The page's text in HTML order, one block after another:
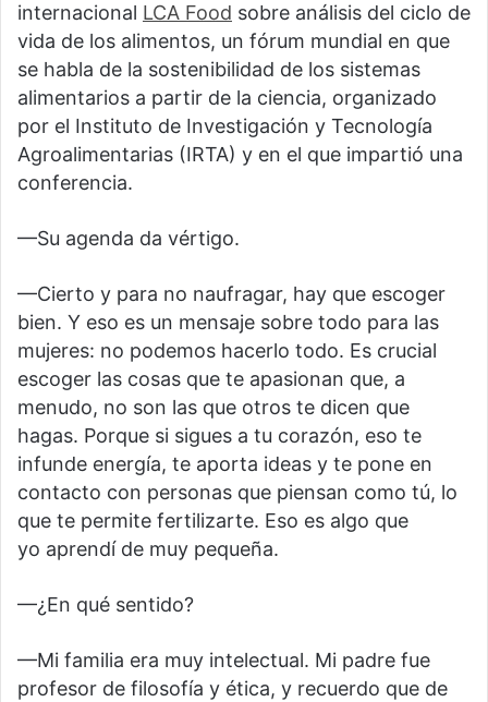
internacional LCA Food sobre análisis del ciclo de
vida de los alimentos, un fórum mundial en que
se habla de la sostenibilidad de los sistemas
alimentarios a partir de la ciencia, organizado
por el Instituto de Investigación y Tecnología
Agroalimentarias (IRTA) y en el que impartió una
conferencia.
—Su agenda da vértigo.
—Cierto y para no naufragar, hay que escoger
bien. Y eso es un mensaje sobre todo para las
mujeres: no podemos hacerlo todo. Es crucial
escoger las cosas que te apasionan que, a
menudo, no son las que otros te dicen que
hagas. Porque si sigues a tu corazón, eso te
infunde energía, te aporta ideas y te pone en
contacto con personas que piensan como tú, lo
que te permite fertilizarte. Eso es algo que
yo aprendí de muy pequeña.
—¿En qué sentido?
—Mi familia era muy intelectual. Mi padre fue
profesor de filosofía y ética, y recuerdo que de